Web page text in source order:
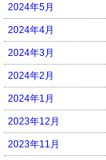
2024年5月
2024年4月
2024年3月
2024年2月
2024年1月
2023年12月
2023年11月